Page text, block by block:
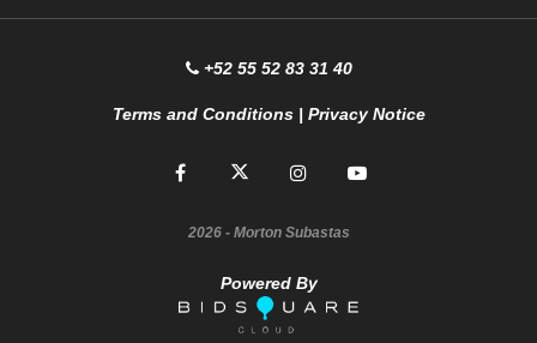
+52 55 52 83 31 40
Terms and Conditions| Privacy Notice
2026- Morton Subastas
Powered By